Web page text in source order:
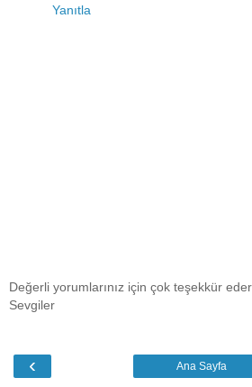
Yanıtla
Değerli yorumlarınız için çok teşekkür
Sevgiler
‹ Ana Sayfa